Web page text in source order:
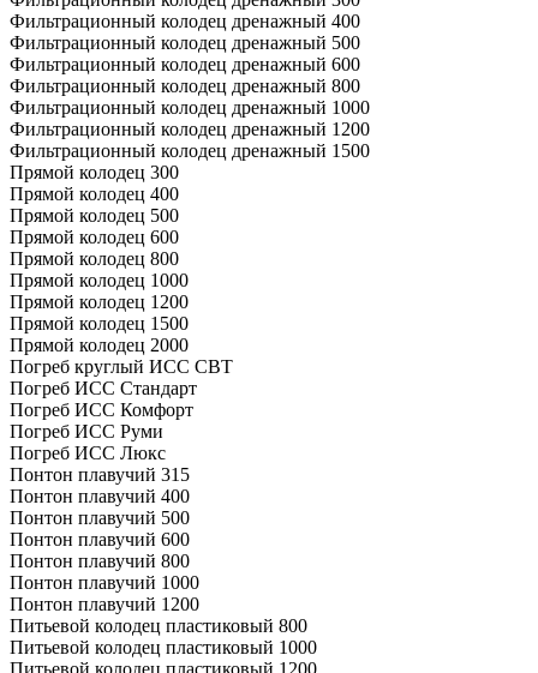
Фильтрационный колодец дренажный 400
Фильтрационный колодец дренажный 500
Фильтрационный колодец дренажный 600
Фильтрационный колодец дренажный 800
Фильтрационный колодец дренажный 1000
Фильтрационный колодец дренажный 1200
Фильтрационный колодец дренажный 1500
Прямой колодец 300
Прямой колодец 400
Прямой колодец 500
Прямой колодец 600
Прямой колодец 800
Прямой колодец 1000
Прямой колодец 1200
Прямой колодец 1500
Прямой колодец 2000
Погреб круглый ИСС СВТ
Погреб ИСС Стандарт
Погреб ИСС Комфорт
Погреб ИСС Руми
Погреб ИСС Люкс
Понтон плавучий 315
Понтон плавучий 400
Понтон плавучий 500
Понтон плавучий 600
Понтон плавучий 800
Понтон плавучий 1000
Понтон плавучий 1200
Питьевой колодец пластиковый 800
Питьевой колодец пластиковый 1000